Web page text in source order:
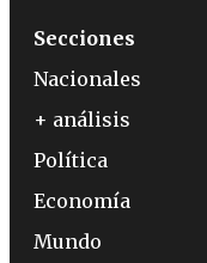
Secciones
Nacionales
+ análisis
Política
Economía
Mundo